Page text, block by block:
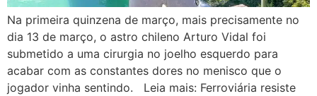
Na primeira quinzena de março, mais precisamente no
dia 13 de março, o astro chileno Arturo Vidal foi
submetido a uma cirurgia no joelho esquerdo para
acabar com as constantes dores no menisco que o
jogador vinha sentindo. Leia mais: Ferroviária resiste